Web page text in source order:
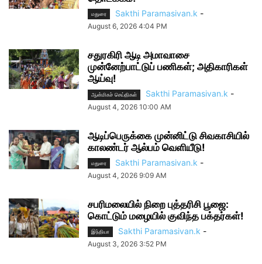
மதுரை Sakthi Paramasivan.k -
August 6, 2026 4:04 PM
சதுரகிரி ஆடி அமாவாசை
முன்னேற்பாட்டுப் பணிகள்; அதிகாரிகள்
ஆய்வு!
ஆன்மிகச் செய்திகள் Sakthi Paramasivan.k -
August 4, 2026 10:00 AM
ஆடிப்பெருக்கை முன்னிட்டு சிவகாசியில்
காலண்டர் ஆல்பம் வெளியீடு!
மதுரை Sakthi Paramasivan.k -
August 4, 2026 9:09 AM
சபரிமலையில் நிறை புத்தரிசி பூஜை:
கொட்டும் மழையில் குவிந்த பக்தர்கள்!
இந்தியா Sakthi Paramasivan.k -
August 3, 2026 3:52 PM